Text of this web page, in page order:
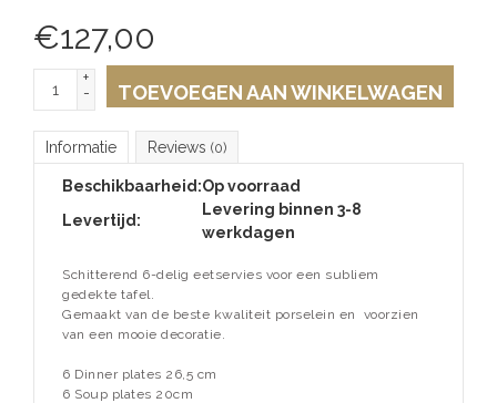
€127,00
+
-
TOEVOEGEN AAN WINKELWAGEN
Informatie Reviews (0)
Beschikbaarheid:Op voorraad
Levertijd:
Levering binnen 3-8
werkdagen
Schitterend 6-delig eetservies voor een subliem
gedekte tafel.
Gemaakt van de beste kwaliteit porselein en voorzien
van een mooie decoratie.
6 Dinner plates 26,5 cm
6 Soup plates 20cm